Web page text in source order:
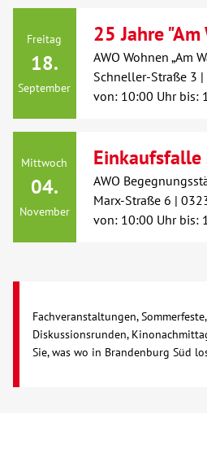
Kontakt
AWO BB Süd
Freitag
18.
September
25 Jahre
AWO Wohnen „Am
Schneller-Straße 3
von: 10:00 Uhr bis:
Mittwoch
04.
November
Einkaufsfalle
AWO
Marx-Straße 6 |
von: 10:00 Uhr bis:
Fachveranstaltungen,
Diskussionsrunden,
Sie, was wo in Brandenburg Süd